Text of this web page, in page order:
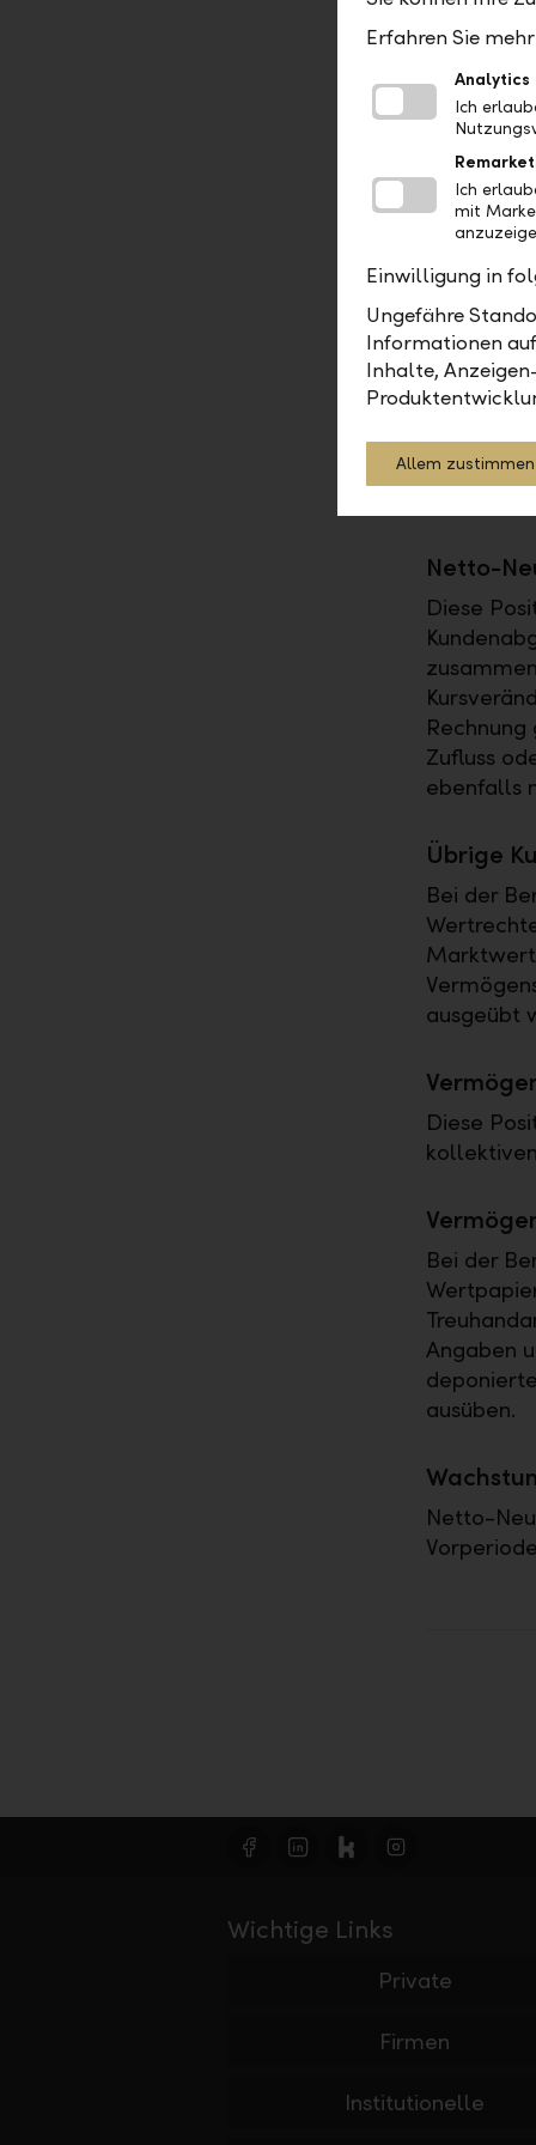
lassen.
Kurs-
Ergebnis
Summe
Net New
Die Net
sowie
Netto-
Diese
Zufluss
ebenfalls
Übrige
Bei der
Marktwert
ausgeübt
Diese
Bei der
Angaben
ausüben.
Netto-
Vorperiode
Wichtige Links
Private
Firmen
Institutionelle
Erfahren Sie
Analytics
Ich
Ich
mit
Einwilligung in
Ungefähre
Informationen
Inhalte,
Allem zustimmen